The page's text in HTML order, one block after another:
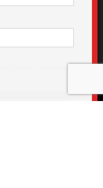
pružili najbolje